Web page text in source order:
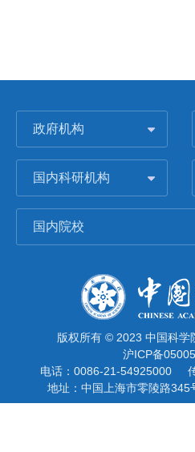
政府机构
国内科研机构
国内院校
版权所有 © 2023 中国科学
沪ICP备
电话：0086-21-54925000
地址：中国上海市零陵路345